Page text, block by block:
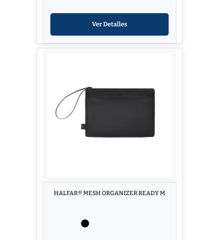
Ver Detalles
HALFAR® MESH ORGANIZER READY M